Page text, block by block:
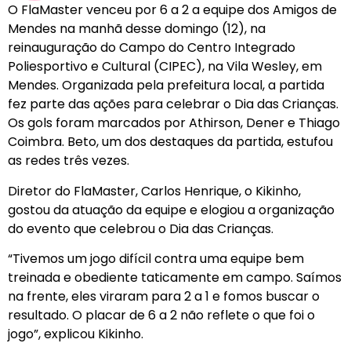
O FlaMaster venceu por 6 a 2 a equipe dos Amigos de
Mendes na manhã desse domingo (12), na
reinauguração do Campo do Centro Integrado
Poliesportivo e Cultural (CIPEC), na Vila Wesley, em
Mendes. Organizada pela prefeitura local, a partida
fez parte das ações para celebrar o Dia das Crianças.
Os gols foram marcados por Athirson, Dener e Thiago
Coimbra. Beto, um dos destaques da partida, estufou
as redes três vezes.
Diretor do FlaMaster, Carlos Henrique, o Kikinho,
gostou da atuação da equipe e elogiou a organização
do evento que celebrou o Dia das Crianças.
“Tivemos um jogo difícil contra uma equipe bem
treinada e obediente taticamente em campo. Saímos
na frente, eles viraram para 2 a 1 e fomos buscar o
resultado. O placar de 6 a 2 não reflete o que foi o
jogo”, explicou Kikinho.